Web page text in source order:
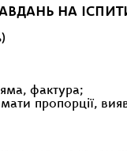
НА
фактура;
пропорції,